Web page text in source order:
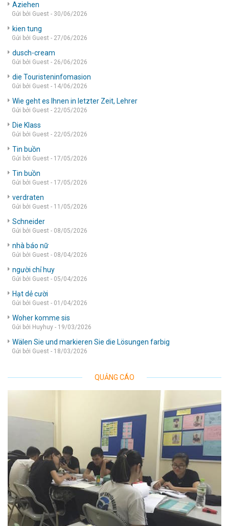
Aziehen
Gửi bởi Guest - 30/06/2026
kien tung
Gửi bởi Guest - 27/06/2026
dusch-cream
Gửi bởi Guest - 26/06/2026
die Touristeninfomasion
Gửi bởi Guest - 14/06/2026
Wie geht es Ihnen in letzter Zeit, Lehrer
Gửi bởi Guest - 22/05/2026
Die Klass
Gửi bởi Guest - 22/05/2026
Tin buồn
Gửi bởi Guest - 17/05/2026
Tin buồn
Gửi bởi Guest - 17/05/2026
verdraten
Gửi bởi Guest - 11/05/2026
Schneider
Gửi bởi Guest - 08/05/2026
nhà báo nữ
Gửi bởi Guest - 08/04/2026
người chỉ huy
Gửi bởi Guest - 05/04/2026
Hạt dẻ cười
Gửi bởi Guest - 01/04/2026
Woher komme sis
Gửi bởi Huyhuy - 19/03/2026
Wälen Sie und markieren Sie die Lösungen farbig
Gửi bởi Guest - 18/03/2026
QUẢNG CÁO